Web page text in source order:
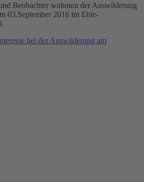
Beobachter wohnten der Auswilderung
03.September 2016 im Ehle-
bei der Auswilderung am